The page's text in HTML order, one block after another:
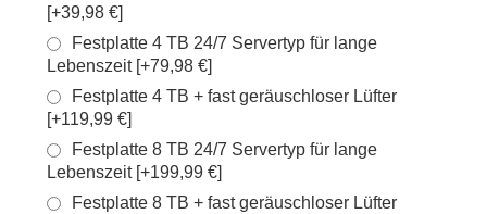
[+39,98 €]
Festplatte 4 TB 24/7 Servertyp für lange
Lebenszeit [+79,98 €]
Festplatte 4 TB + fast geräuschloser Lüfter
[+119,99 €]
Festplatte 8 TB 24/7 Servertyp für lange
Lebenszeit [+199,99 €]
Festplatte 8 TB + fast geräuschloser Lüfter